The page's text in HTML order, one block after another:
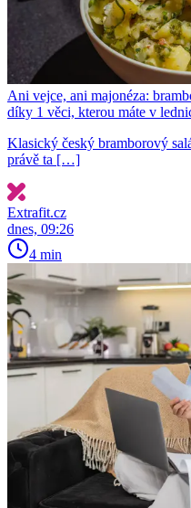
Ani vejce, ani majonéza:
díky 1 věci, kterou máte v
Klasický český bramborový
právě ta […]
Extrafit.cz
dnes, 09:26
4 min